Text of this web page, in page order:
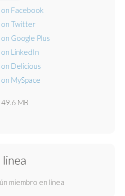
49.6 MB
miembro en línea